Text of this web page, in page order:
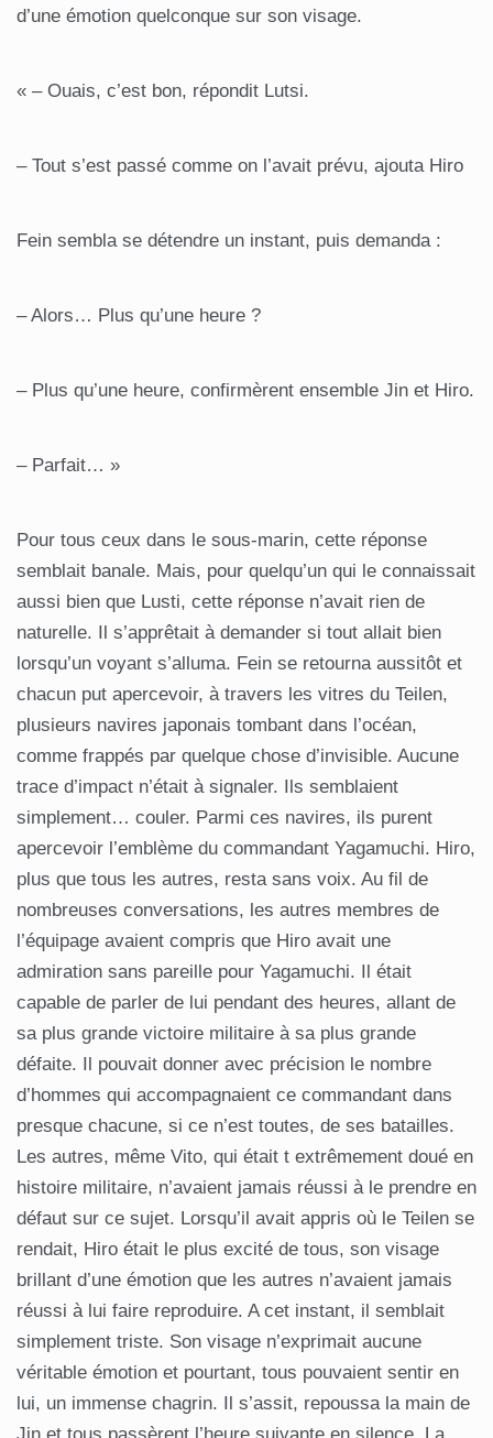
d’une émotion quelconque sur son visage.
« – Ouais, c’est bon, répondit Lutsi.
– Tout s’est passé comme on l’avait prévu, ajouta Hiro
Fein sembla se détendre un instant, puis demanda :
– Alors… Plus qu’une heure ?
– Plus qu’une heure, confirmèrent ensemble Jin et Hiro.
– Parfait… »
Pour tous ceux dans le sous-marin, cette réponse
semblait banale. Mais, pour quelqu’un qui le connaissait
aussi bien que Lusti, cette réponse n’avait rien de
naturelle. Il s’apprêtait à demander si tout allait bien
lorsqu’un voyant s’alluma. Fein se retourna aussitôt et
chacun put apercevoir, à travers les vitres du Teilen,
plusieurs navires japonais tombant dans l’océan,
comme frappés par quelque chose d’invisible. Aucune
trace d’impact n’était à signaler. Ils semblaient
simplement… couler. Parmi ces navires, ils purent
apercevoir l’emblème du commandant Yagamuchi. Hiro,
plus que tous les autres, resta sans voix. Au fil de
nombreuses conversations, les autres membres de
l’équipage avaient compris que Hiro avait une
admiration sans pareille pour Yagamuchi. Il était
capable de parler de lui pendant des heures, allant de
sa plus grande victoire militaire à sa plus grande
défaite. Il pouvait donner avec précision le nombre
d’hommes qui accompagnaient ce commandant dans
presque chacune, si ce n’est toutes, de ses batailles.
Les autres, même Vito, qui était t extrêmement doué en
histoire militaire, n’avaient jamais réussi à le prendre en
défaut sur ce sujet. Lorsqu’il avait appris où le Teilen se
rendait, Hiro était le plus excité de tous, son visage
brillant d’une émotion que les autres n’avaient jamais
réussi à lui faire reproduire. A cet instant, il semblait
simplement triste. Son visage n’exprimait aucune
véritable émotion et pourtant, tous pouvaient sentir en
lui, un immense chagrin. Il s’assit, repoussa la main de